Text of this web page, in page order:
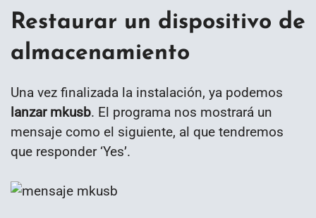
Restaurar un dispositivo de
almacenamiento
Una vez finalizada la instalación, ya podemos
lanzar mkusb. El programa nos mostrará un
mensaje como el siguiente, al que tendremos
que responder ‘Yes’.